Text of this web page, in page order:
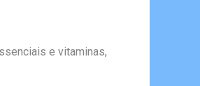
e vitaminas,